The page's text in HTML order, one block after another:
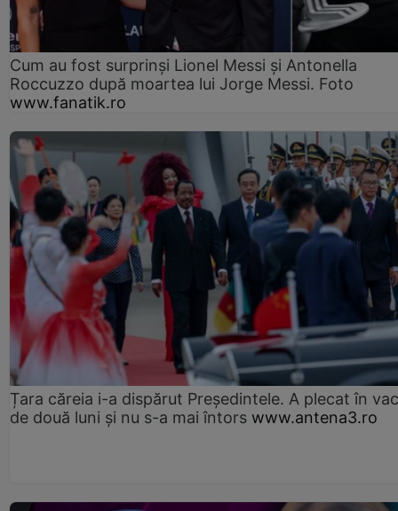
Cum au fost surprinși Lionel Messi și Antonella
Roccuzzo după moartea lui Jorge Messi. Foto
www.fanatik.ro
Țara căreia i-a dispărut Președintele. A plecat în
de două luni și nu s-a mai întors www.antena3.ro